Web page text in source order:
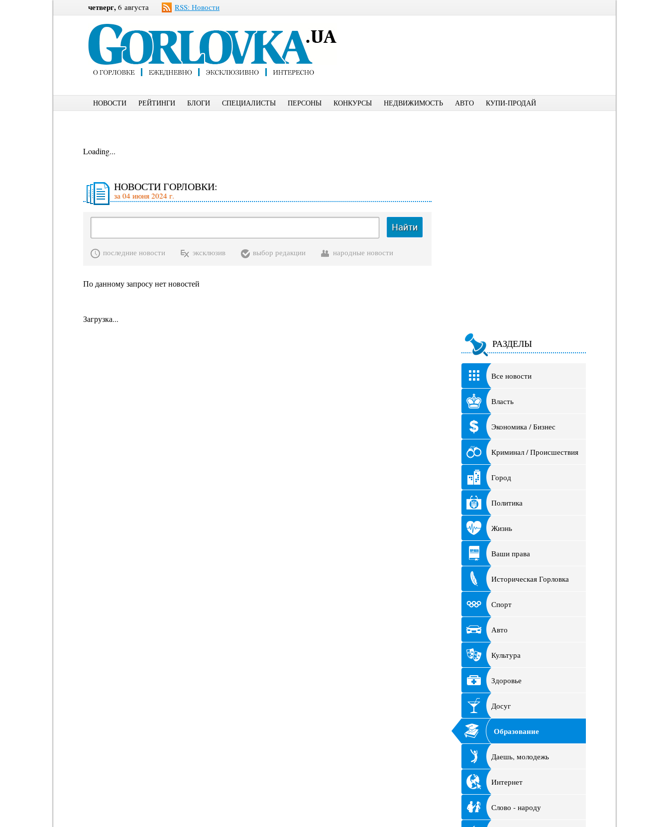
четверг, 6 августа RSS: Новости
НОВОСТИ РЕЙТИНГИ БЛОГИ СПЕЦИАЛИСТЫ ПЕРСОНЫ КОНКУРСЫ НЕДВИЖИМОСТЬ АВТО КУПИ-ПРОДАЙ
Loading...
НОВОСТИ ГОРЛОВКИ:
за 04 июня 2024 г.
Найти
последние новости эксклюзив выбор редакции народные новости
По данному запросу нет новостей
Загрузка...
РАЗДЕЛЫ
Все новости
Власть
Экономика / Бизнес
Криминал / Происшествия
Город
Политика
Жизнь
Ваши права
Историческая Горловка
Спорт
Авто
Культура
Здоровье
Досуг
Образование
Даешь, молодежь
Интернет
Слово - народу